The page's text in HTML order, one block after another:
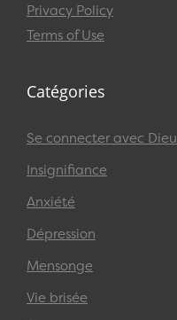
Privacy Policy
Terms of Use
Catégories
Se connecter avec Dieu
Insignifiance
Anxiété
Dépression
Mensonge
Vie brisée